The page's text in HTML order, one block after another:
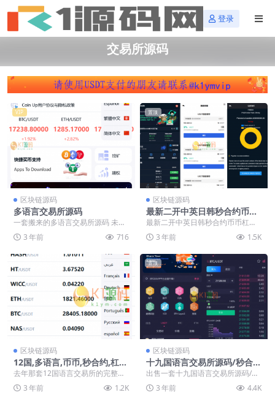
登录
交易所源码
VIP
区块链源码
多语言交易所源码
一套搬来的多语言交易所源码 未
测。你们自己研究!
3 年前 716
置顶
区块链源码
最新二开中英日韩秒合约币币
杠杆挖矿申购交易所源码+详
细部署文档【代售】
最新二开中英日韩秒合约币币杠杆
挖矿申购交易所源码 包含PC和MO
BILE的 VU...
3 年前 1.5K
区块链源码
12国,多语言,币币,秒合约,杠
杆,合约,ICO,挖矿,理财,黑夜,白
源】
去年那套12国语言交易所的完整开
源版本,实测了下 k线 波动 交易 结
算 充提等...
3 年前 1.2K
置顶
区块链源码
十九国语言交易所源码/秒合
约/申购/锁仓/K线完整/日夜模
出售一套十九国语言交易所源码/秒
合约/申购/锁仓/K线完整/日夜模式/
带开源工程...
3 年前 4.4K